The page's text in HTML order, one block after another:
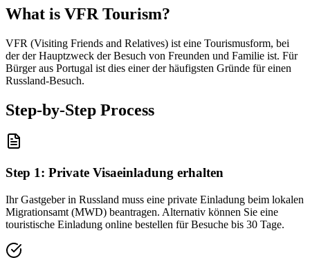
What is VFR Tourism?
VFR (Visiting Friends and Relatives) ist eine Tourismusform, bei
der der Hauptzweck der Besuch von Freunden und Familie ist. Für
Bürger aus Portugal ist dies einer der häufigsten Gründe für einen
Russland-Besuch.
Step-by-Step Process
Step 1: Private Visaeinladung erhalten
Ihr Gastgeber in Russland muss eine private Einladung beim lokalen
Migrationsamt (MWD) beantragen. Alternativ können Sie eine
touristische Einladung online bestellen für Besuche bis 30 Tage.